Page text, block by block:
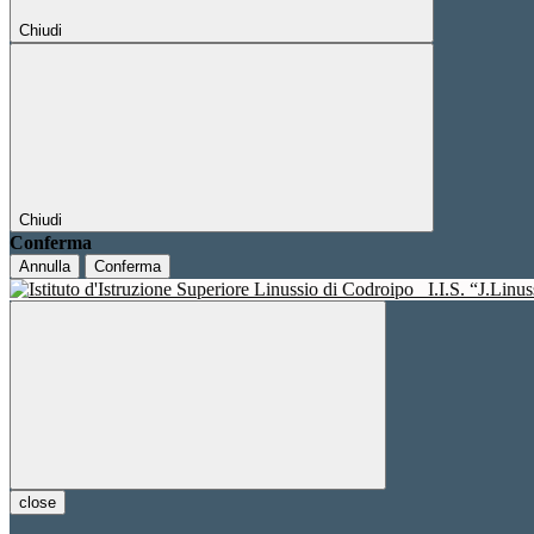
Chiudi
Chiudi
Conferma
Annulla Conferma
I.I.S.
close